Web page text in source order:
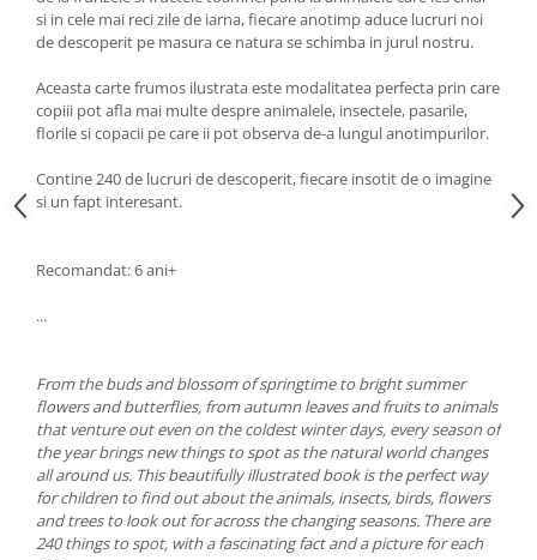
si in cele mai reci zile de iarna, fiecare anotimp aduce lucruri noi
de descoperit pe masura ce natura se schimba in jurul nostru.
Aceasta carte frumos ilustrata este modalitatea perfecta prin care
copiii pot afla mai multe despre animalele, insectele, pasarile,
florile si copacii pe care ii pot observa de-a lungul anotimpurilor.
Contine 240 de lucruri de descoperit, fiecare insotit de o imagine
si un fapt interesant.
Recomandat: 6 ani+
...
From the buds and blossom of springtime to bright summer
flowers and butterflies, from autumn leaves and fruits to animals
that venture out even on the coldest winter days, every season of
the year brings new things to spot as the natural world changes
all around us. This beautifully illustrated book is the perfect way
for children to find out about the animals, insects, birds, flowers
and trees to look out for across the changing seasons. There are
240 things to spot, with a fascinating fact and a picture for each